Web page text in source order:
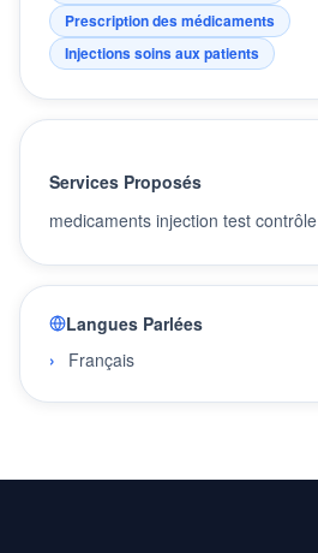
Prescription des médicaments
Injections soins aux patients
Services Proposés
medicaments injection test
Langues Parlées
Français